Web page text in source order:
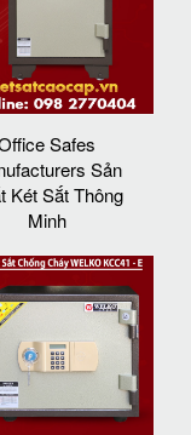
Safes
Sản
Két Sắt Thông
Minh